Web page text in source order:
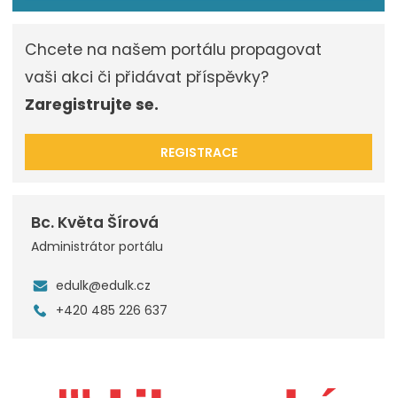
Chcete na našem portálu propagovat
vaši akci či přidávat příspěvky?
Zaregistrujte se.
REGISTRACE
Bc. Květa Šírová
Administrátor portálu
edulk@edulk.cz
+420 485 226 637